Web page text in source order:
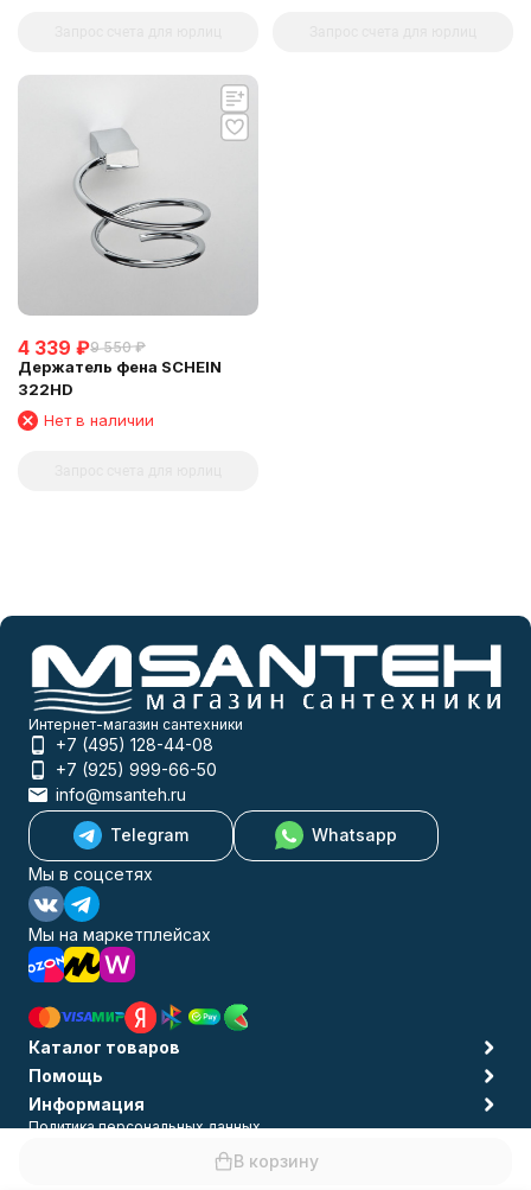
В корзину
4 339 ₽9 550 ₽
Держатель фена SCHEIN
322HD
Нет в наличии
Интернет-магазин сантехники
+7 (495) 128-44-08
+7 (925) 999-66-50
info@msanteh.ru
Telegram
Whatsapp
Мы в соцсетях
Мы на маркетплейсах
Каталог товаров
Помощь
Информация
Политика персональных данных